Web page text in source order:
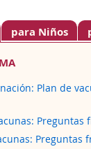
para Niños
Plan de
Preguntas
Preguntas